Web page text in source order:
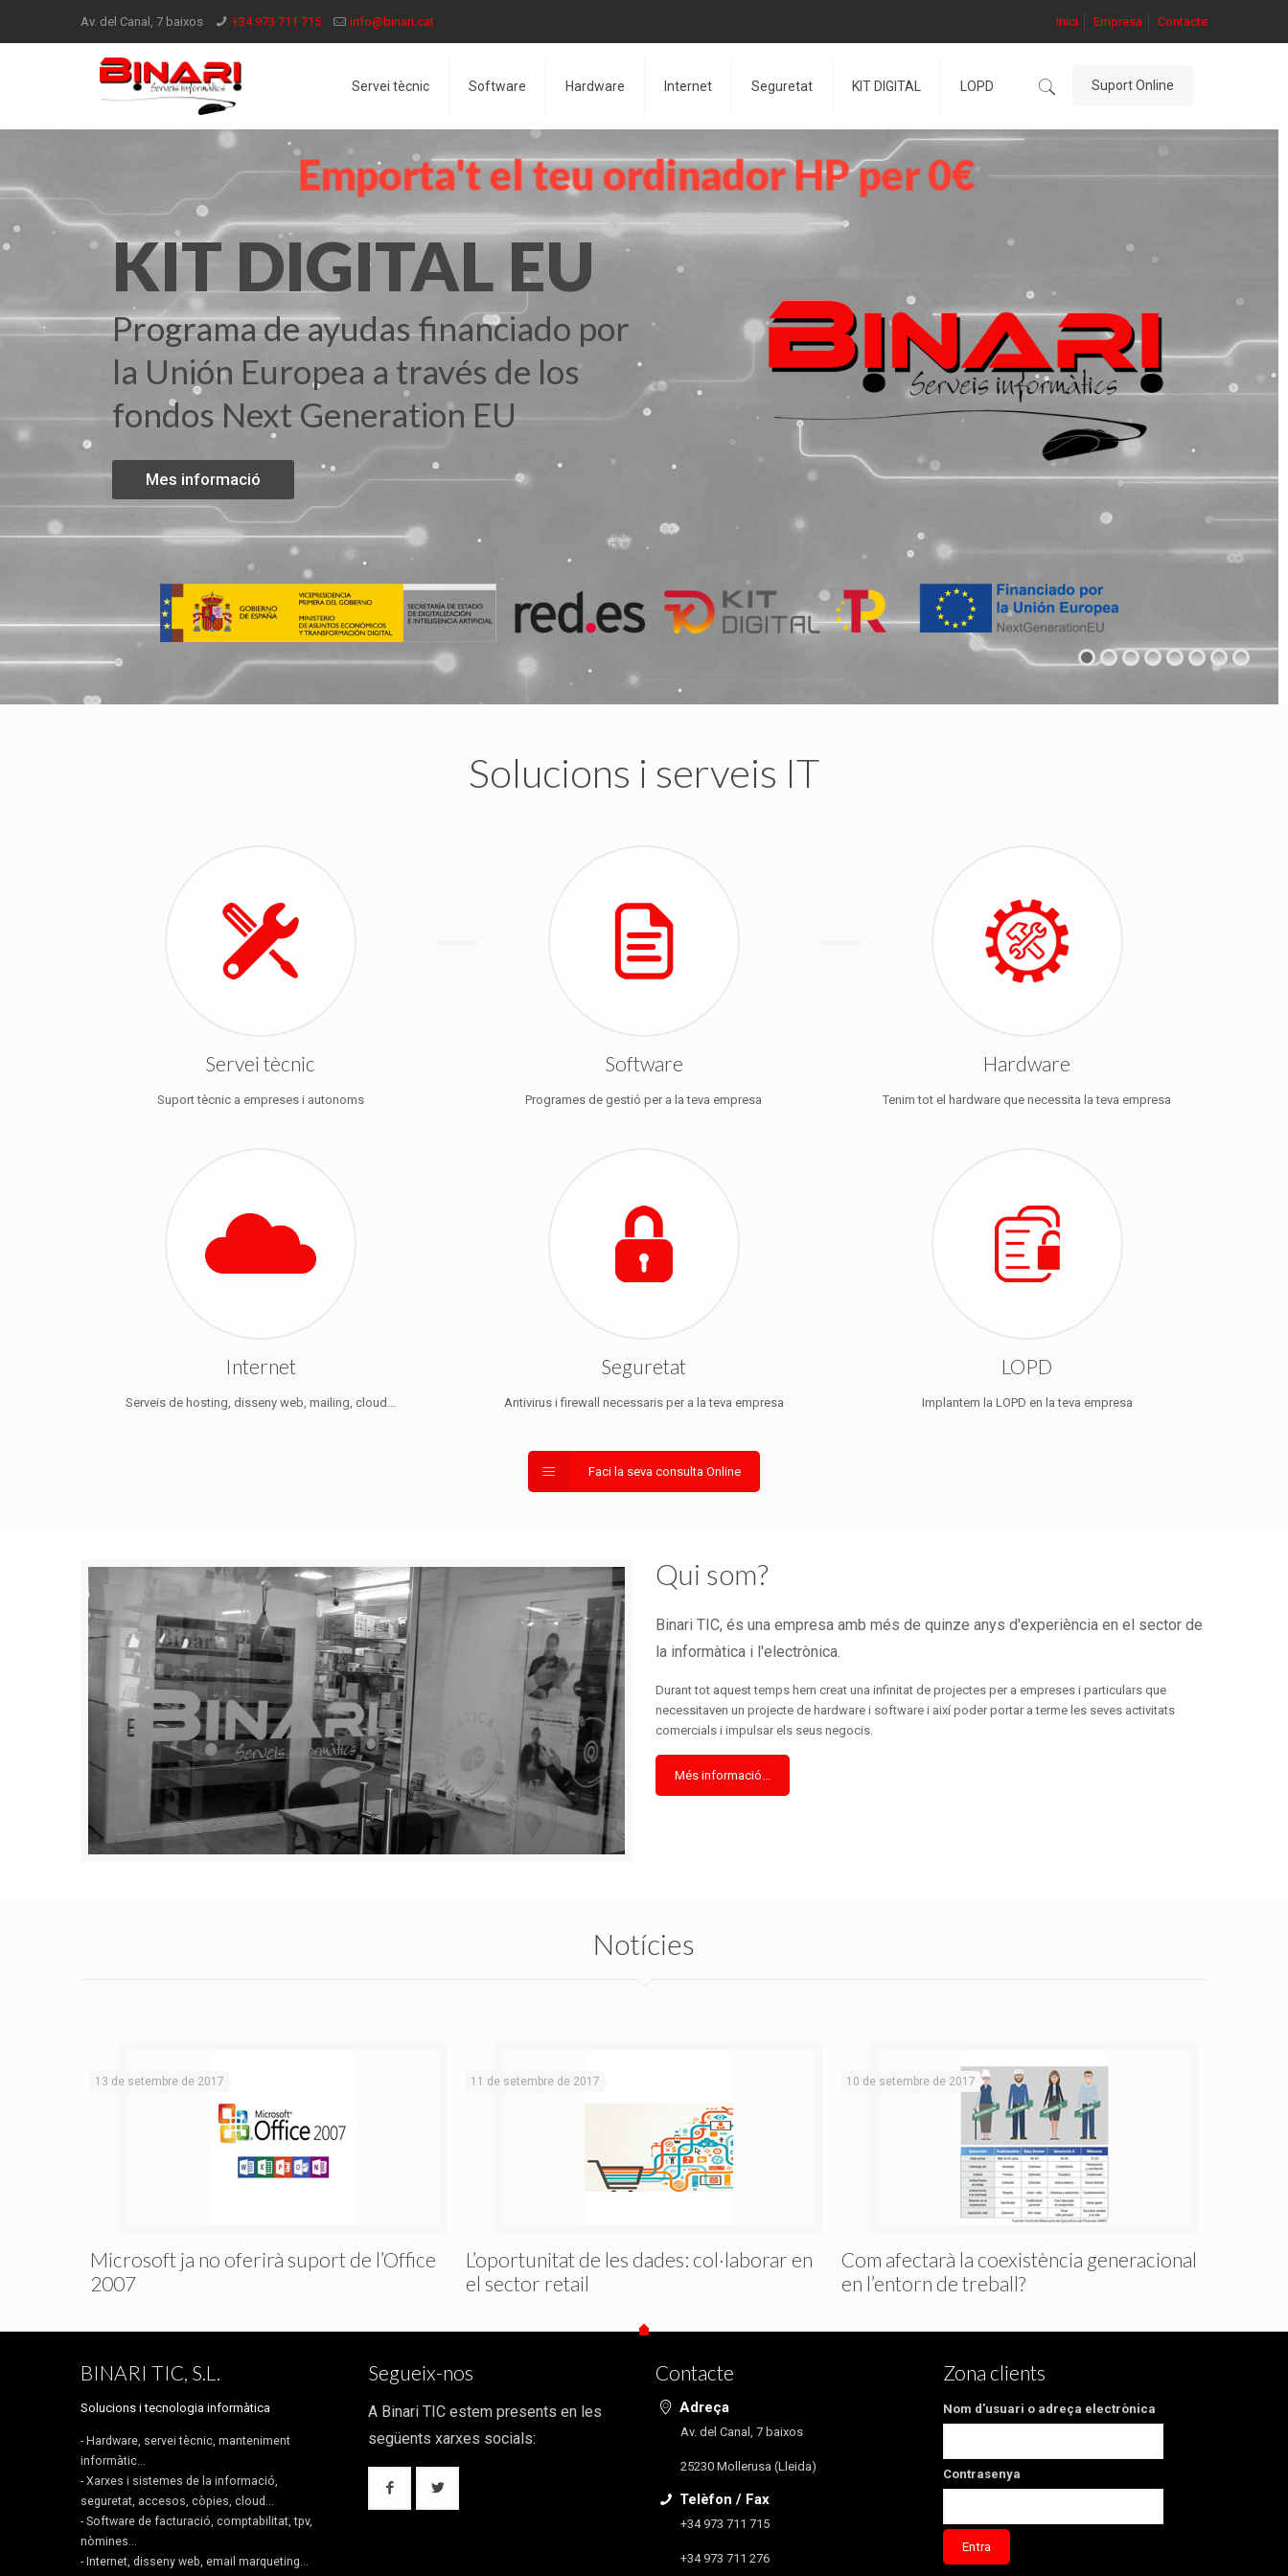
Av. del Canal, 7 baixos +34 973 711 715 info@binari.cat Inici Empresa Contacte
Servei tècnic Software Hardware Internet Seguretat KIT DIGITAL LOPD Suport Online
KIT DIGITAL EU
Programa de ayudas financiado por
la Unión Europea a través de los
fondos Next Generation EU
Mes informació
Emporta'telteuordinadorHPper0€
Solucions i serveis IT
Servei tècnic
Suport tècnic a empreses i autonoms
Software
Programes de gestió per a la teva empresa
Hardware
Tenim tot el hardware que necessita la teva empresa
Internet
Serveis de hosting, disseny web, mailing, cloud...
Seguretat
Antivirus i firewall necessaris per a la teva empresa
LOPD
Implantem la LOPD en la teva empresa
Faci la seva consulta Online
Qui som?
Binari TIC, és una empresa amb més de quinze anys d'experiència en el sector de
la informàtica i l'electrònica.
Durant tot aquest temps hem creat una infinitat de projectes per a empreses i particulars que
necessitaven un projecte de hardware i software i així poder portar a terme les seves activitats
comercials i impulsar els seus negocis.
Més informació...
Notícies
13 de setembre de 2017
Microsoft ja no oferirà suport de l’Office
2007
11 de setembre de 2017
L’oportunitat de les dades: col·laborar en
el sector retail
10 de setembre de 2017
Com afectarà la coexistència generacional
en l’entorn de treball?
BINARI TIC, S.L.
Solucions i tecnologia informàtica
- Hardware, servei tècnic, manteniment
informàtic...
- Xarxes i sistemes de la informació,
seguretat, accesos, còpies, cloud...
- Software de facturació, comptabilitat, tpv,
nòmines...
- Internet, disseny web, email marqueting...
Segueix-nos
A Binari TIC estem presents en les
següents xarxes socials:
Contacte
Adreça
Av. del Canal, 7 baixos
25230 Mollerusa (Lleida)
Telèfon / Fax
+34 973 711 715
+34 973 711 276
Zona clients
Nom d'usuari o adreça electrònica
Contrasenya